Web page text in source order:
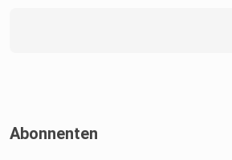
Abonnenten